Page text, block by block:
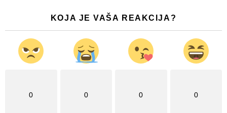
KOJA JE VAŠA REAKCIJA?
0 0 0 0